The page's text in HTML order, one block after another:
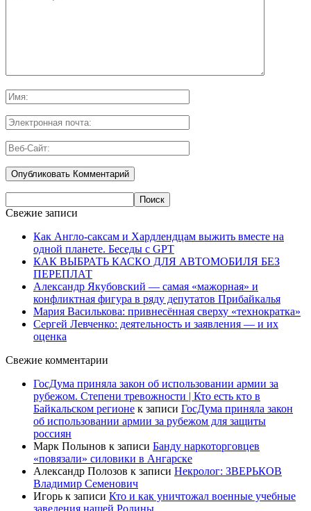
Свежие записи
Как Англо-саксам и Хардлендцам выжить вместе на
одной планете. Беседы с GPT
КАК ВЫБРАТЬ КАСКО ДЛЯ АВТОМОБИЛЯ БЕЗ
ПЕРЕПЛАТ
Александр Якубовский — самая «мажорная» и
конфликтная фигура в ряду депутатов Прибайкалья
Мария Василькова: привнесённая сверху «технократка»
Сергей Левченко: деятельность и заявления — и их
оценка
Свежие комментарии
ГосДума приняла закон об использовании армии за
рубежом. Степени тревожности | Кто есть кто в
Байкальском регионе к записи ГосДума приняла закон
об использовании армии за рубежом для защиты
россиян
Марк Полынов к записи Банду наркоторговцев
«повязали» силовики в Ангарске
Александр Полозов к записи Некролог: ЗВЕРЬКОВ
Владимир Семенович
Игорь к записи Кто и как уничтожал военные учебные